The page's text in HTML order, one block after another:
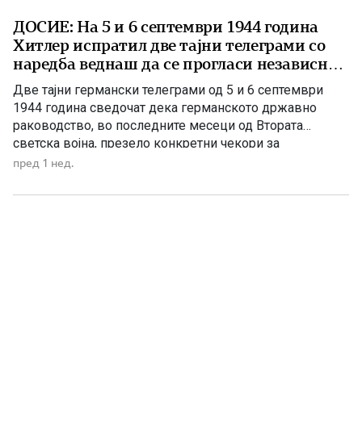
ДОСИЕ: На 5 и 6 септември 1944 година
Хитлер испратил две тајни телеграми со
наредба веднаш да се прогласи независна
Македонија
Две тајни германски телеграми од 5 и 6 септември
1944 година сведочат дека германското државно
раководство, во последните месеци од Втората
светска војна, презело конкретни чекори за
прогласување независна Македонија. Документите
Reichssache“ („Тајна државна работа“) – а во нив се
пред 1 нед.